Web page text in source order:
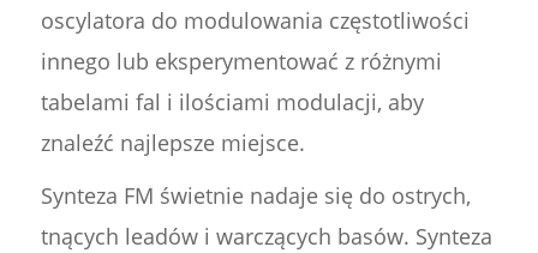
oscylatora do modulowania częstotliwości
innego lub eksperymentować z różnymi
tabelami fal i ilościami modulacji, aby
znaleźć najlepsze miejsce.
Synteza FM świetnie nadaje się do ostrych,
tnących leadów i warczących basów. Synteza